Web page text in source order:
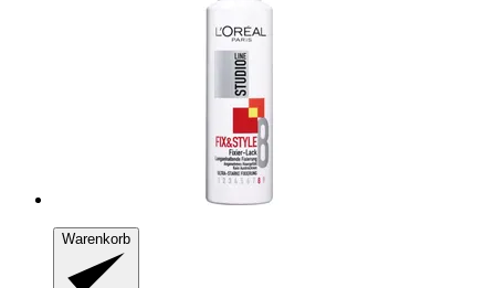
Warenkorb